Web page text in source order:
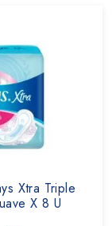
Xtra Triple
X 8 U